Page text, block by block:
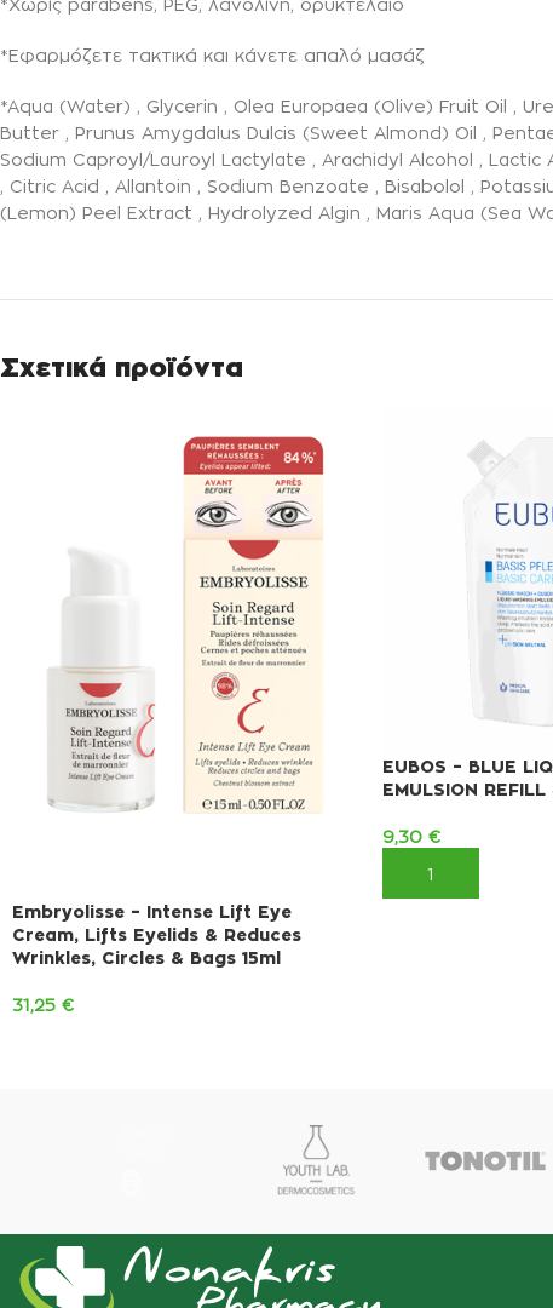
*Χωρίς parabens, PEG, λανολίνη, ορυκτέλαιο
*Εφαρμόζετε τακτικά και κάνετε απαλό μασάζ
*Aqua (Water) , Glycerin , Olea Europaea (Olive) Fruit Oil ,
Butter , Prunus Amygdalus Dulcis (Sweet Almond) Oil ,
Sodium Caproyl/Lauroyl Lactylate , Arachidyl Alcohol , Lactic
, Citric Acid , Allantoin , Sodium Benzoate , Bisabolol ,
(Lemon) Peel Extract , Hydrolyzed Algin , Maris Aqua (Sea
Σχετικά προϊόντα
Embryolisse – Intense Lift Eye
Cream, Lifts Eyelids & Reduces
Wrinkles, Circles & Bags 15ml
31,25 €
EUBOS – BLUE
EMULSION
9,30 €
ΠΡΟΣΘΉΚΗ ΣΤΟ